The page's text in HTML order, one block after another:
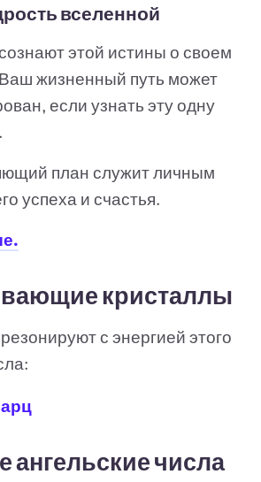
вселенной
этой истины о своем
жизненный путь может
если узнать эту одну
план служит личным
успеха и счастья.
кристаллы
с энергией этого
ангельские числа